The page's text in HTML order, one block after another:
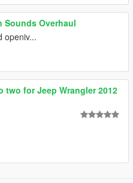
Sounds Overhaul
openiv...
two for Jeep Wrangler 2012